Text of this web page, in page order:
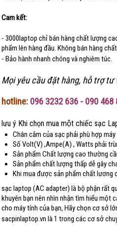
Cam kết:
- 3000laptop chỉ bán hàng chất lượng
phẩm lên hàng đầu. Không bán hàng
- Bảo hành nhanh chóng và nghiêm túc.
Mọi yêu cầu đặt hàng, hỗ trợ tư
hotline: 096 3232 636 - 090 468
lưu ý Khi chọn mua một chiếc sạc
Chân cắm của sạc phải phù hợp máy
Số Volt(V) ,Ampe(A) , Watts phải
Sản phẩm Chất lượng cao thường
Sản phẩm chất lượng thấp dễ gây
Khi mua được sản phẩm chất lương
sạc laptop (AC adapter) là bộ phận rất
khuyên bạn nên nhìn nhận tìm hiểu một
cho máy tính của bạn, Hãy chọn cơ sở
sacpinlaptop.vn là 1 trong các cơ sở